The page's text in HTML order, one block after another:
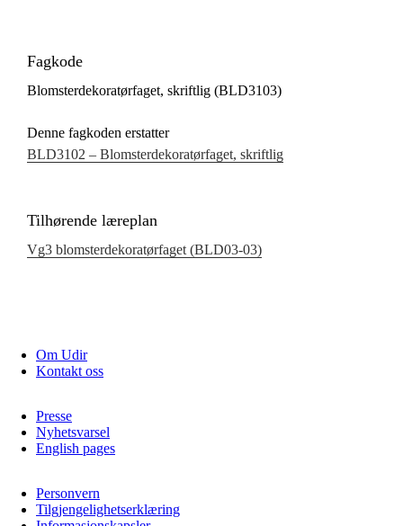
Fagkode
Blomsterdekoratørfaget, skriftlig (BLD3103)
Denne fagkoden erstatter
BLD3102 – Blomsterdekoratørfaget, skriftlig
Tilhørende læreplan
Vg3 blomsterdekoratørfaget (BLD03‑03)
Om Udir
Kontakt oss
Presse
Nyhetsvarsel
English pages
Personvern
Tilgjengelighetserklæring